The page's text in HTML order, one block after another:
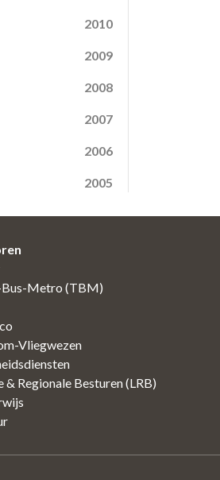
2010
2009
2008
2007
2006
2005
Metro (TBM)
Vliegwezen
& Regionale Besturen (LRB)